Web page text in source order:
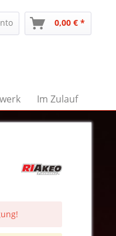
0,00 € *
Im Zulauf